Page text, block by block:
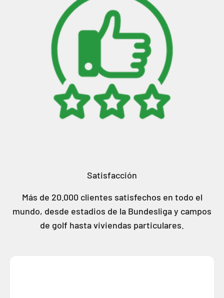
Satisfacción
Más de 20.000 clientes satisfechos en todo el
mundo, desde estadios de la Bundesliga y campos
de golf hasta viviendas particulares.